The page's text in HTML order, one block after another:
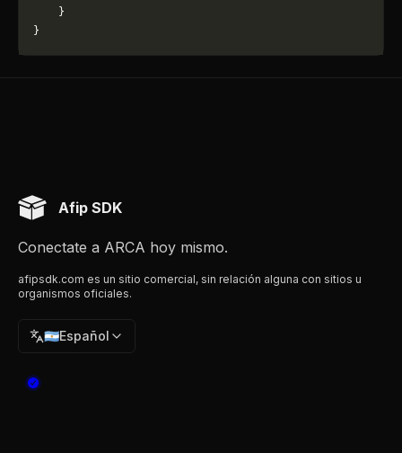
    }
}
Afip SDK
Conectate a ARCA hoy mismo.
afipsdk.com es un sitio comercial, sin relación alguna con sitios u
organismos oficiales.
🇦🇷Español